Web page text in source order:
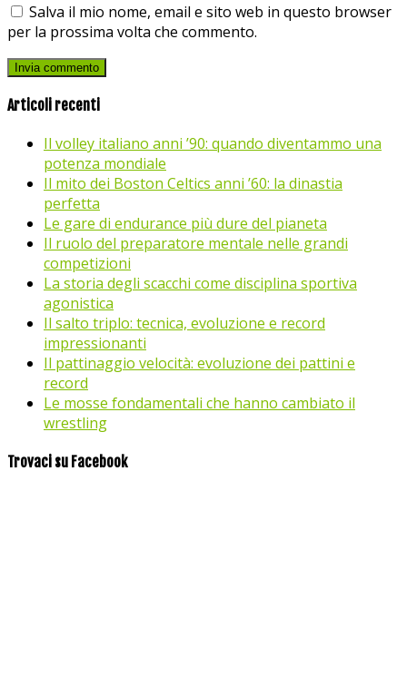
Salva il mio nome, email e sito web in questo browser
per la prossima volta che commento.
Articoli recenti
Il volley italiano anni ’90: quando diventammo una
potenza mondiale
Il mito dei Boston Celtics anni ’60: la dinastia
perfetta
Le gare di endurance più dure del pianeta
Il ruolo del preparatore mentale nelle grandi
competizioni
La storia degli scacchi come disciplina sportiva
agonistica
Il salto triplo: tecnica, evoluzione e record
impressionanti
Il pattinaggio velocità: evoluzione dei pattini e
record
Le mosse fondamentali che hanno cambiato il
wrestling
Trovaci su Facebook